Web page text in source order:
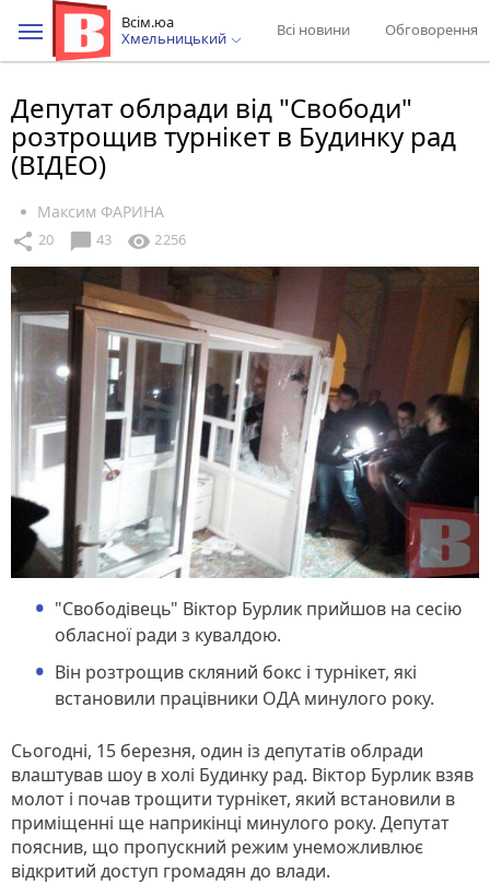
Всім.юа
Хмельницький
Всі новини Обговорення
Депутат облради від "Свободи"
розтрощив турнікет в Будинку рад
(ВІДЕО)
Максим ФАРИНА
share 20 chat_bubble 43 visibility 2256
"Свободівець" Віктор Бурлик прийшов на сесію
обласної ради з кувалдою.
Він розтрощив скляний бокс і турнікет, які
встановили працівники ОДА минулого року.
Сьогодні, 15 березня, один із депутатів облради
влаштував шоу в холі Будинку рад. Віктор Бурлик взяв
молот і почав трощити турнікет, який встановили в
приміщенні ще наприкінці минулого року. Депутат
пояснив, що пропускний режим унеможливлює
відкритий доступ громадян до влади.